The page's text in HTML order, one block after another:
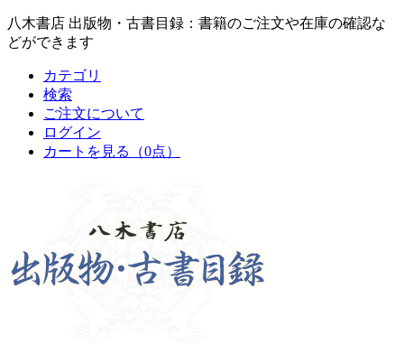
八木書店 出版物・古書目録：書籍のご注文や在庫の確認な
どができます
カテゴリ
検索
ご注文について
ログイン
カートを見る
（0点）